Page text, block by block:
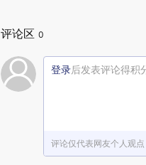
评论区 0
登录后发表评论得积
评论仅代表网友个人观